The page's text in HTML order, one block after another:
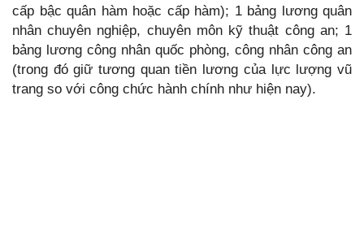
cấp bậc quân hàm hoặc cấp hàm); 1 bảng lương quân
nhân chuyên nghiệp, chuyên môn kỹ thuật công an; 1
bảng lương công nhân quốc phòng, công nhân công an
(trong đó giữ tương quan tiền lương của lực lượng vũ
trang so với công chức hành chính như hiện nay).